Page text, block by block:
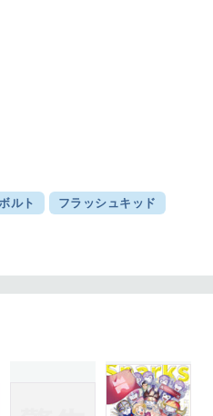
ルト フラッシュキッド